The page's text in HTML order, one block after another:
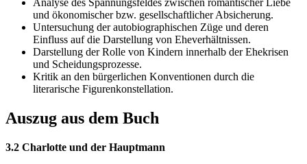
Analyse des Spannungsfeldes zwischen romantischer Liebe
und ökonomischer bzw. gesellschaftlicher Absicherung.
Untersuchung der autobiographischen Züge und deren
Einfluss auf die Darstellung von Eheverhältnissen.
Darstellung der Rolle von Kindern innerhalb der Ehekrisen
und Scheidungsprozesse.
Kritik an den bürgerlichen Konventionen durch die
literarische Figurenkonstellation.
Auszug aus dem Buch
3.2 Charlotte und der Hauptmann